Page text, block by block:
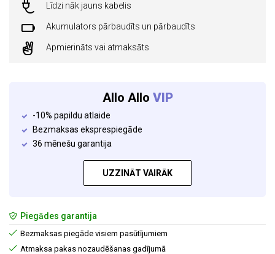
Līdzi nāk jauns kabelis
Akumulators pārbaudīts un pārbaudīts
Apmierināts vai atmaksāts
Allo Allo VIP
-10% papildu atlaide
Bezmaksas eksprespiegāde
36 mēnešu garantija
UZZINĀT VAIRĀK
Piegādes garantija
Bezmaksas piegāde visiem pasūtījumiem
Atmaksa pakas nozaudēšanas gadījumā